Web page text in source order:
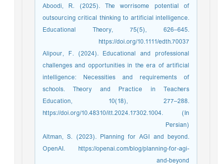
Aboodi, R. (2025). The worrisome potential of
outsourcing critical thinking to artificial intelligence.
Educational Theory, 75(5), 626–645.
https://doi.org/10.1111/edth.70037
Alipour, F. (2024). Educational and professional
challenges and opportunities in the era of artificial
intelligence: Necessities and requirements of
schools. Theory and Practice in Teachers
Education, 10(18), 277–288.
https://doi.org/10.48310/itt.2024.17302.1004. (In
Persian)
Altman, S. (2023). Planning for AGI and beyond.
OpenAI. https://openai.com/blog/planning-for-agi-
and-beyond